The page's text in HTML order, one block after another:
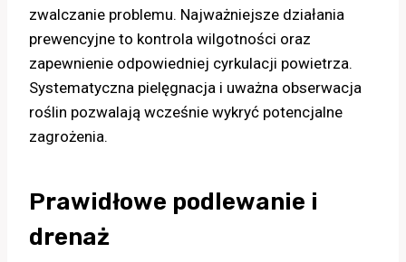
zwalczanie problemu. Najważniejsze działania
prewencyjne to kontrola wilgotności oraz
zapewnienie odpowiedniej cyrkulacji powietrza.
Systematyczna pielęgnacja i uważna obserwacja
roślin pozwalają wcześnie wykryć potencjalne
zagrożenia.
Prawidłowe podlewanie i
drenaż